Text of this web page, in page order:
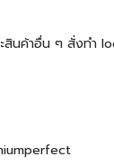
สินค้าอื่น ๆ สั่งทำ